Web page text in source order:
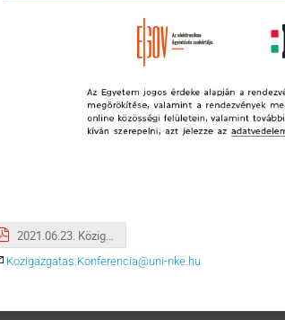
2021.06.23. Közigazgatás Napja Konferencia Program.pdf
Kozigazgatas.Konferencia@uni-nke.hu